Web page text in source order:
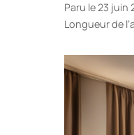
Paru le 23 juin
Longueur de